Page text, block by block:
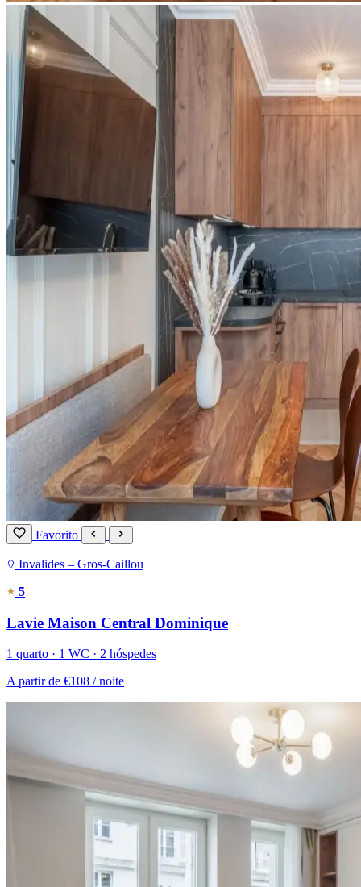
Favorito
Invalides – Gros-Caillou
5
Lavie Maison Central Dominique
1 quarto · 1 WC · 2 hóspedes
A partir de €108 / noite